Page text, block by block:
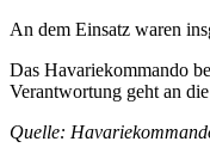
An dem Einsatz waren
Das Havariekommando
Verantwortung geht an
Quelle: